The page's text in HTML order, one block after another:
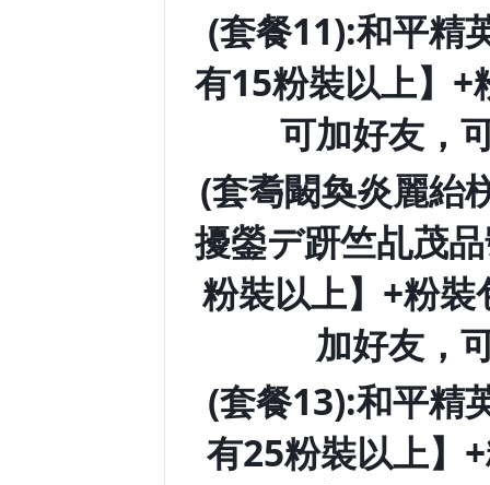
(套餐11):和平精
有15粉裝以上】+
可加好友，
(套耈闞奐炎麗紿
擾鎣デ趼竺乩茂
粉裝以上】+粉
加好友，
(套餐13):和平精
有25粉裝以上】